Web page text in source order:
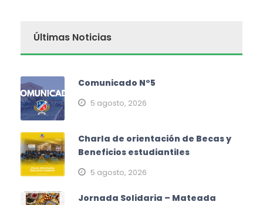
Últimas Noticias
Comunicado N°5
5 agosto, 2026
Charla de orientación de Becas y
Beneficios estudiantiles
5 agosto, 2026
Jornada Solidaria – Mateada